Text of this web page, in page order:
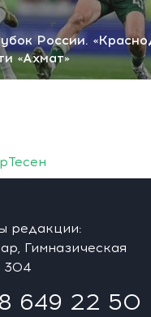
России.
«Ахмат»
редакции:
Гимназическая
304
649 22 50